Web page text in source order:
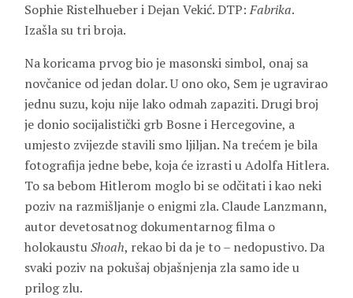
Sophie Ristelhueber i Dejan Vekić. DTP:Fabrika.
Izašla su tri broja.
Na koricama prvog bio je masonski simbol, onaj sa
novčanice od jedan dolar. U ono oko, Sem je ugravirao
jednu suzu, koju nije lako odmah zapaziti. Drugi broj
je donio socijalistički grb Bosne i Hercegovine, a
umjesto zvijezde stavili smo ljiljan. Na trećem je bila
fotografija jedne bebe, koja će izrasti u Adolfa Hitlera.
To sa bebom Hitlerom moglo bi se odčitati i kao neki
poziv na razmišljanje o enigmi zla. Claude Lanzmann,
autor devetosatnog dokumentarnog filma o
holokaustuShoah, rekao bi da je to – nedopustivo. Da
svaki poziv na pokušaj objašnjenja zla samo ide u
prilog zlu.